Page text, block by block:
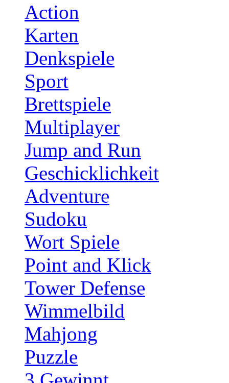
Action
Karten
Denkspiele
Sport
Brettspiele
Multiplayer
Jump and Run
Geschicklichkeit
Adventure
Sudoku
Wort Spiele
Point and Klick
Tower Defense
Wimmelbild
Mahjong
Puzzle